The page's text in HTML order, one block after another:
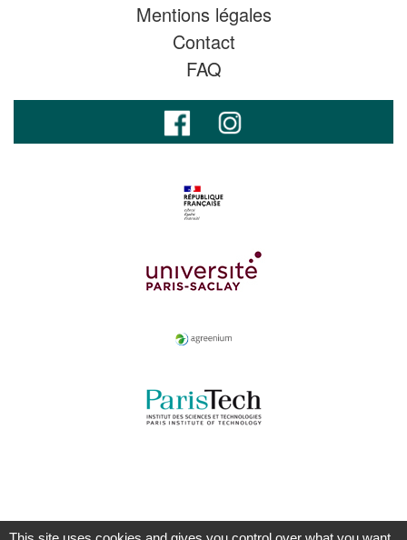
Mentions légales
Contact
FAQ